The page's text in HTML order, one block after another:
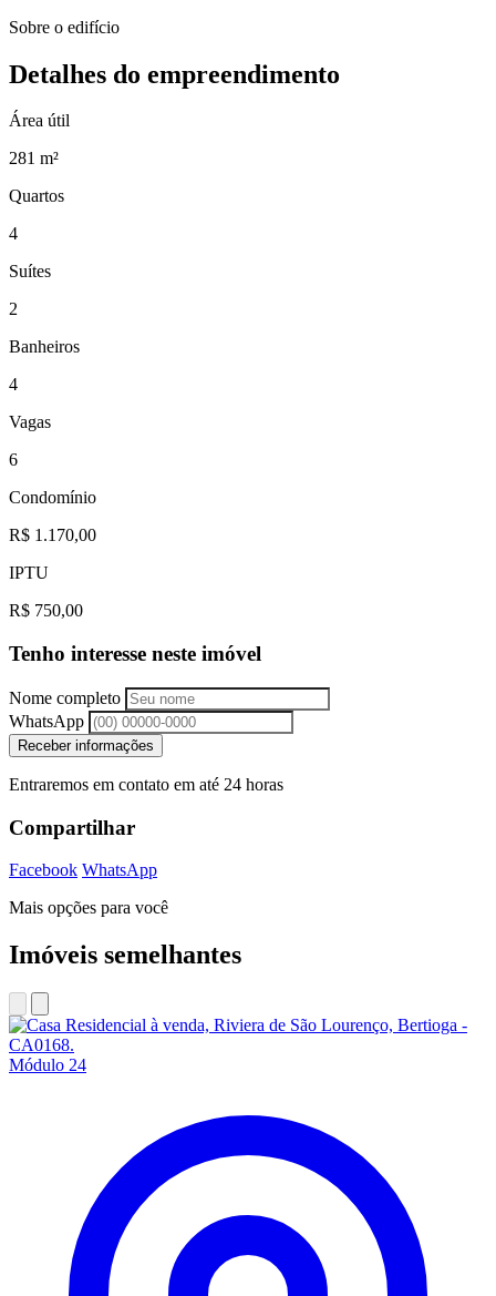
Sobre o edifício
Detalhes do empreendimento
Área útil
281 m²
Quartos
4
Suítes
2
Banheiros
4
Vagas
6
Condomínio
R$ 1.170,00
IPTU
R$ 750,00
Tenho interesse neste imóvel
Nome completo
WhatsApp
Receber informações
Entraremos em contato em até 24 horas
Compartilhar
Facebook WhatsApp
Mais opções para você
Imóveis semelhantes
Módulo 24